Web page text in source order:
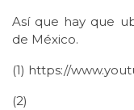
Así que hay que
de México.
(1) https://
(2)